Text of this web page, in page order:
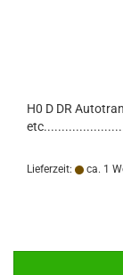
H0 D DR
Lieferzeit: ca. 1